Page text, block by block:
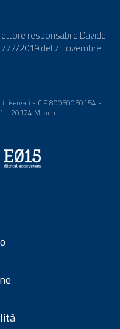
responsabile Davide
2019 del 7 novembre
riservati - C.F. 80050050154 -
- 20124 Milano